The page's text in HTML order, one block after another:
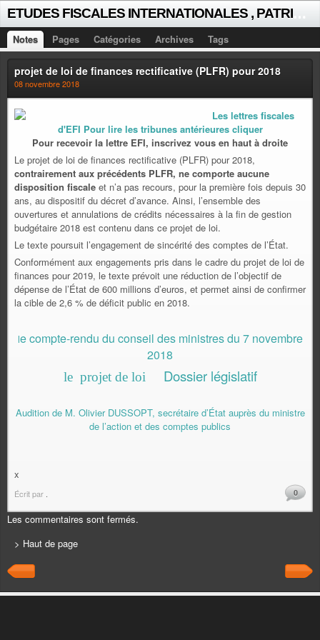
Notes Pages Catégories Archives Tags
projet de loi de finances rectificative (PLFR) pour 2018
08 novembre 2018
Les lettres fiscales
d'EFI Pour lire les tribunes antérieures cliquer
Pour recevoir la lettre EFI, inscrivez vous en haut à droite
Le projet de loi de finances rectificative (PLFR) pour 2018,
contrairement aux précédents PLFR, ne comporte aucune
disposition fiscale et n’a pas recours, pour la première fois depuis 30
ans, au dispositif du décret d’avance. Ainsi, l’ensemble des
ouvertures et annulations de crédits nécessaires à la fin de gestion
budgétaire 2018 est contenu dans ce projet de loi.
Le texte poursuit l’engagement de sincérité des comptes de l’État.
Conformément aux engagements pris dans le cadre du projet de loi de
finances pour 2019, le texte prévoit une réduction de l’objectif de
dépense de l’État de 600 millions d’euros, et permet ainsi de confirmer
la cible de 2,6 % de déficit public en 2018.
le compte-rendu du conseil des ministres du 7 novembre
2018
le projet de loi Dossier législatif
Audition de M. Olivier DUSSOPT, secrétaire d’État auprès du ministre
de l’action et des comptes publics
x
Écrit par 0
Les commentaires sont fermés.
> Haut de page